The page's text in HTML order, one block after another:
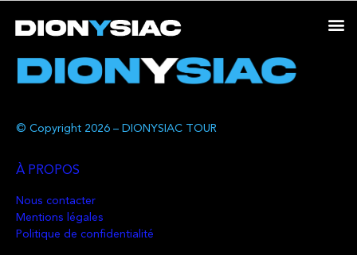
© Copyright 2026 – DIONYSIAC TOUR
À PROPOS
Nous contacter
Mentions légales
Politique de confidentialité